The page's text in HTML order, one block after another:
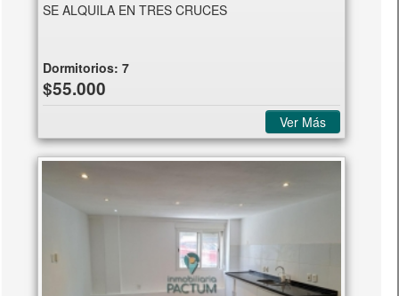
SE ALQUILA EN TRES CRUCES
Dormitorios:7
$55.000
Ver Más